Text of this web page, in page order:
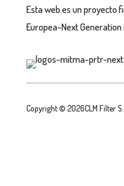
Esta web es un proyecto
Europea-Next Generation
Copyright © 2026CLM Filter